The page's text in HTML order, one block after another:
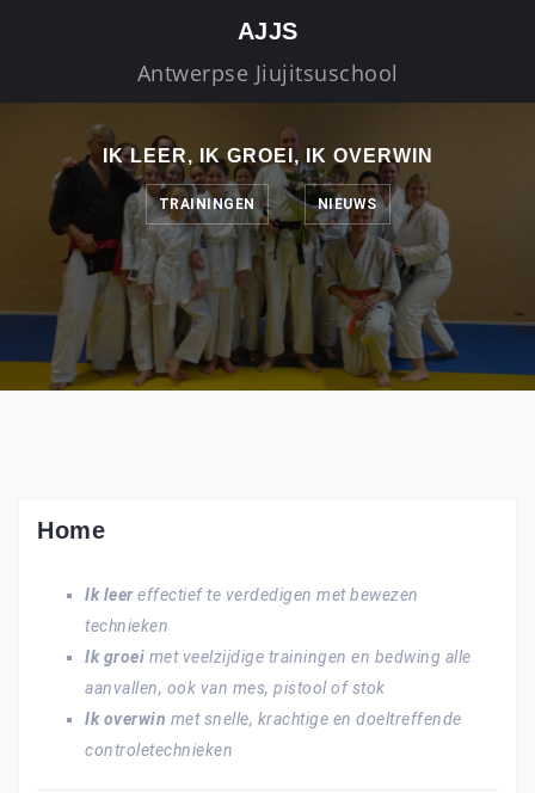
p
n
t
AJJS
Antwerpse Jiujitsuschool
IK LEER, IK GROEI, IK OVERWIN
TRAININGEN NIEUWS
Home
Ik leereffectief te verdedigen met bewezen
technieken
Ik groei met veelzijdige trainingen en bedwing alle
aanvallen, ook van mes, pistool of stok
Ik overwin met snelle, krachtige en doeltreffende
controletechnieken